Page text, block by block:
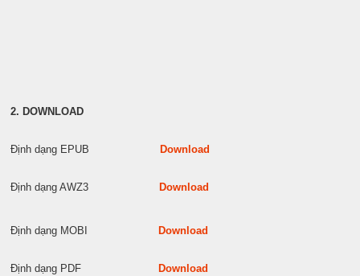
2. DOWNLOAD
Định dạng EPUB Download
Định dạng AWZ3 Download
Định dạng MOBI Download
Định dạng PDF Download